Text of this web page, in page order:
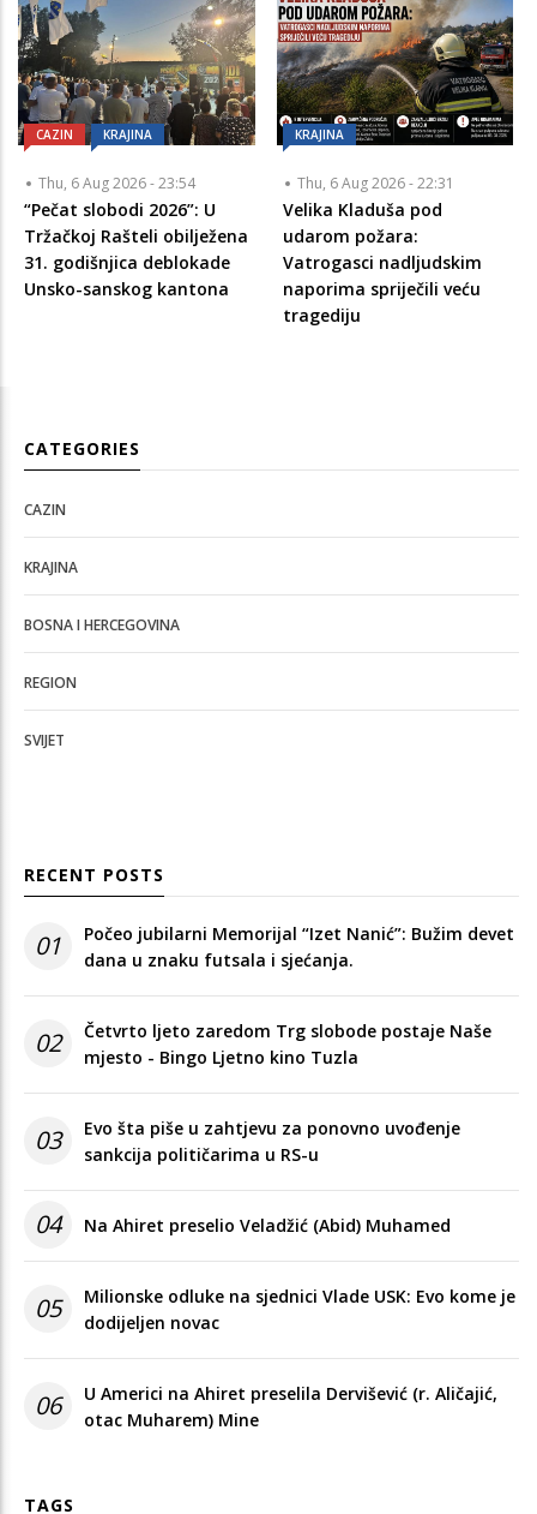
CAZIN KRAJINA
Thu, 6 Aug 2026 - 23:54
“Pečat slobodi 2026”: U
Tržačkoj Rašteli obilježena
31. godišnjica deblokade
Unsko-sanskog kantona
KRAJINA
Thu, 6 Aug 2026 - 22:31
Velika Kladuša pod
udarom požara:
Vatrogasci nadljudskim
naporima spriječili veću
tragediju
CATEGORIES
CAZIN
KRAJINA
BOSNA I HERCEGOVINA
REGION
SVIJET
RECENT POSTS
01
Počeo jubilarni Memorijal “Izet Nanić”: Bužim devet
dana u znaku futsala i sjećanja.
02
Četvrto ljeto zaredom Trg slobode postaje Naše
mjesto - Bingo Ljetno kino Tuzla
03
Evo šta piše u zahtjevu za ponovno uvođenje
sankcija političarima u RS-u
04 Na Ahiret preselio Veladžić (Abid) Muhamed
05
Milionske odluke na sjednici Vlade USK: Evo kome je
dodijeljen novac
06
U Americi na Ahiret preselila Dervišević (r. Aličajić,
otac Muharem) Mine
TAGS